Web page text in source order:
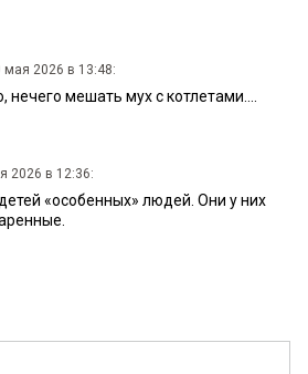
мая 2026 в 13:48:
нечего мешать мух с котлетами....
2026 в 12:36:
«особенных» людей. Они у них